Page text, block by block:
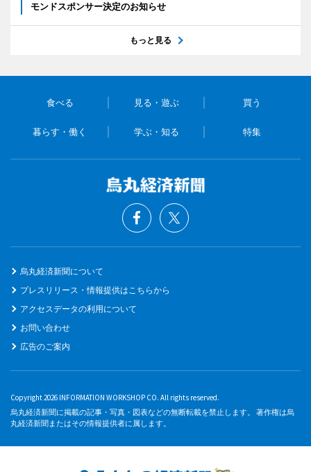
モンドスポンサー決定のお知らせ
もっと見る
食べる 見る・遊ぶ 買う
暮らす・働く 学ぶ・知る 特集
烏丸経済新聞について
プレスリリース・情報提供はこちらから
アクセスデータの利用について
お問い合わせ
広告のご案内
Copyright 2026 INFORMATION WORKSHOP CO. All rights reserved.
烏丸経済新聞に掲載の記事・写真・図表などの無断転載を禁止します。 著作権は烏
丸経済新聞またはその情報提供者に属します。